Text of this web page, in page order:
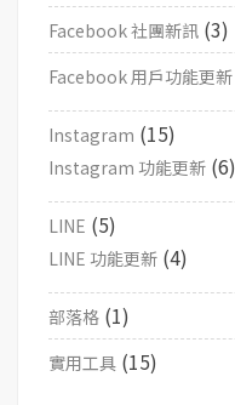
Facebook 社團新訊 (3)
Facebook 用戶功能更新
Instagram (15)
Instagram 功能更新 (6)
LINE (5)
LINE 功能更新 (4)
部落格 (1)
實用工具 (15)